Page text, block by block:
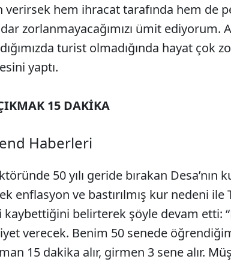
verirsek hem ihracat tarafında hem de
zorlanmayacağımızı ümit ediyorum.
turist olmadığında hayat çok
yaptı.
15 DAKİKA
Haberleri
50 yılı geride bırakan Desa’nın
enflasyon ve bastırılmış kur nedeni ile
belirterek şöyle devam etti:
verecek. Benim 50 senede
15 dakika alır, girmen 3 sene alır.